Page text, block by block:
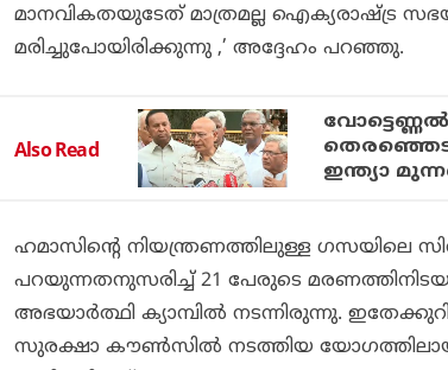
മാനവികതയുടേത് മാത്രമല്ല ഐക്യരാഷ്ട്ര
മരിച്ചുപോയിരിക്കുന്നു ,’ അദ്ദേഹം പറഞ്ഞു.
Also Read
ഇന്ത്യാ
ഹമാസിന്റെ നിയന്ത്രണത്തിലുള്ള ഗസയിലെ
പറയുന്നതനുസരിച്ച് 21 പേരുടെ
അഭയാർത്ഥി ക്യാമ്പിൽ നടന്നിരുന്നു.
സുരക്ഷാ കൗൺസിൽ നടത്തിയ